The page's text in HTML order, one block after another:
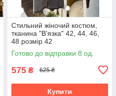
Стильний жіночий костюм,
тканина "В'язка" 42, 44, 46,
48 розмір 42
Готово до відправки 8 од.
575 ₴ 625 ₴
Купити